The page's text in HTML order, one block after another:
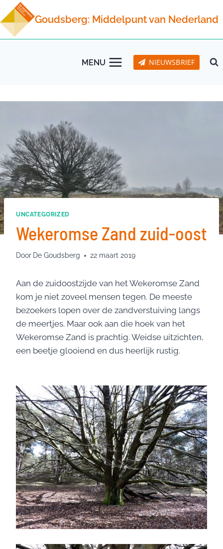
Doorgaan
naar
inhoud
Goudsberg: Middelpunt van Nederland
MENU NIEUWSBRIEF
UNCATEGORIZED
Wekeromse Zand zuid-oost
Door De Goudsberg 22 maart 2019
Aan de zuidoostzijde van het Wekeromse Zand
kom je niet zoveel mensen tegen. De meeste
bezoekers lopen over de zandverstuiving langs
de meertjes. Maar ook aan die hoek van het
Wekeromse Zand is prachtig. Weidse uitzichten,
een beetje glooiend en dus heerlijk rustig.